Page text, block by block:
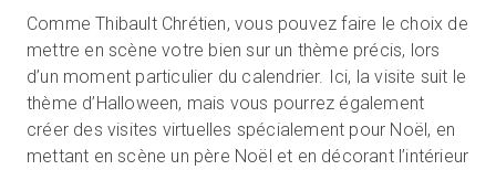
Comme Thibault Chrétien, vous pouvez faire le choix de
mettre en scène votre bien sur un thème précis, lors
d’un moment particulier du calendrier. Ici, la visite suit le
thème d’Halloween, mais vous pourrez également
créer des visites virtuelles spécialement pour Noël, en
mettant en scène un père Noël et en décorant l’intérieur